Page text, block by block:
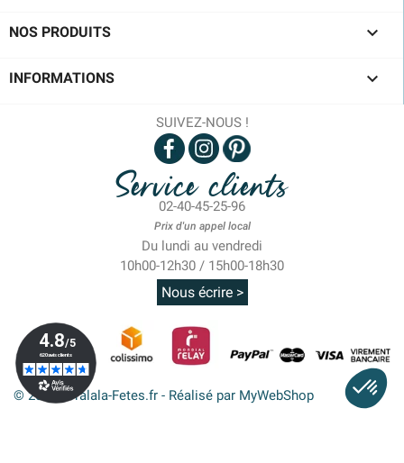
NOS PRODUITS 
INFORMATIONS 
SUIVEZ-NOUS !
Service clients
02-40-45-25-96
Prix d'un appel local
Du lundi au vendredi
10h00-12h30 / 15h00-18h30
Nous écrire >
© 2026 - Tralala-Fetes.fr - Réalisé par MyWebShop